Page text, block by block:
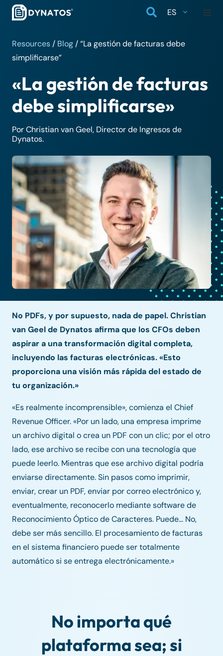
ES
Resources / Blog /“La gestión de facturas debe
simplificarse”
«La gestión de facturas
debe simplificarse»
Por Christian van Geel, Director de Ingresos de
Dynatos.
No PDFs, y por supuesto, nada de papel. Christian
van Geel de Dynatos afirma que los CFOs deben
aspirar a una transformación digital completa,
incluyendo las facturas electrónicas. «Esto
proporciona una visión más rápida del estado de
tu organización.»
«Es realmente incomprensible», comienza el Chief
Revenue Officer. «Por un lado, una empresa imprime
un archivo digital o crea un PDF con un clic; por el otro
lado, ese archivo se recibe con una tecnología que
puede leerlo. Mientras que ese archivo digital podría
enviarse directamente. Sin pasos como imprimir,
enviar, crear un PDF, enviar por correo electrónico y,
eventualmente, reconocerlo mediante software de
Reconocimiento Óptico de Caracteres. Puede… No,
debe ser más sencillo. El procesamiento de facturas
en el sistema financiero puede ser totalmente
automático si se entrega electrónicamente.»
No importa qué
plataforma sea; si